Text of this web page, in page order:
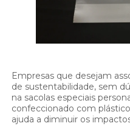
Empresas que desejam
de sustentabilidade, sem
na sacolas especiais
confeccionado com
ajuda a diminuir os